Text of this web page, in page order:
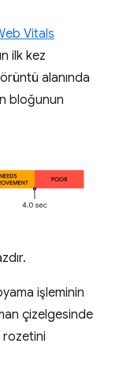
Vitals
ilk kez
alanında
bloğunun
işleminin
çizelgesinde
rozetini